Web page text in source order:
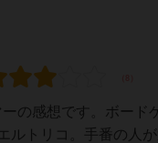
の感想です。ボード
ルトリコ。手番の人